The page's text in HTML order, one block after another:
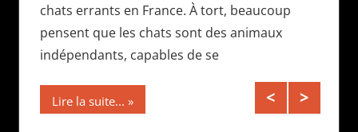
chats errants en France. À tort, beaucoup
pensent que les chats sont des animaux
indépendants, capables de se
Lire la suite...